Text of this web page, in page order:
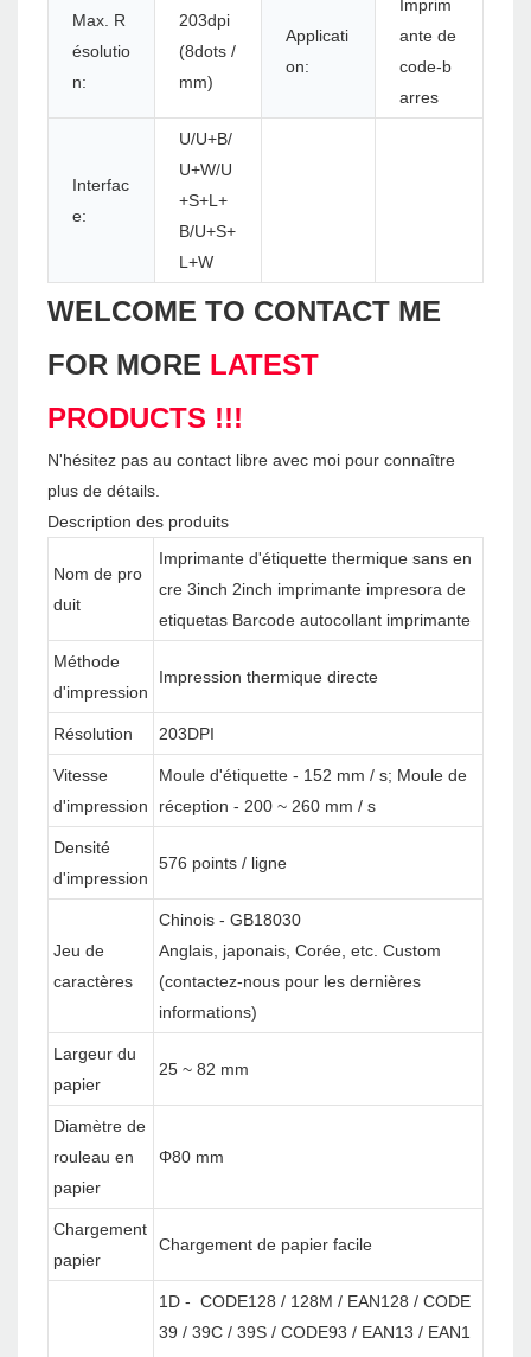
Max. R
ésolutio
n:
203dpi
(8dots /
mm)
Applicati
on:
Imprim
ante de
code-b
arres
Interfac
e:
U/U+B/
U+W/U
+S+L+
B/U+S+
L+W
WELCOME TO CONTACT ME
FOR MORE LATEST
PRODUCTS !!!
N'hésitez pas au contact libre avec moi pour connaître
plus de détails.
Description des produits
Nom de pro
duit
Imprimante d'étiquette thermique sans en
cre 3inch 2inch imprimante impresora de
etiquetas Barcode autocollant imprimante
Méthode
d'impression
Impression thermique directe
Résolution 203DPI
Vitesse
d'impression
Moule d'étiquette - 152 mm / s; Moule de
réception - 200 ~ 260 mm / s
Densité
d'impression
576 points / ligne
Jeu de
caractères
Chinois - GB18030
Anglais, japonais, Corée, etc. Custom
(contactez-nous pour les dernières
informations)
Largeur du
papier
25 ~ 82 mm
Diamètre de
rouleau en
papier
Φ80 mm
Chargement
papier
Chargement de papier facile
1D - CODE128 / 128M / EAN128 / CODE
39 / 39C / 39S / CODE93 / EAN13 / EAN1